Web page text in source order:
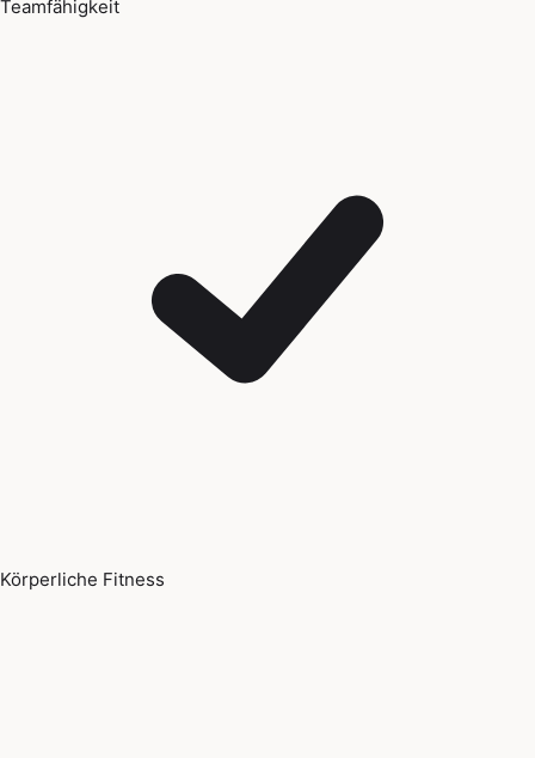
Teamfähigkeit
Körperliche Fitness